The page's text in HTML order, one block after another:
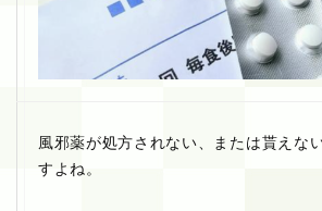
風邪薬が処方されない、または貰えな
すよね。